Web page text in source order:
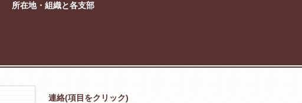
所在地・組織と各支部
連絡(項目をクリック)